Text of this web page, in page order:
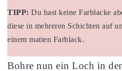
TIPP: Du hast keine Farblacke
diese in mehreren Schichten auf
einem matten Farblack.
Bohre nun ein Loch in